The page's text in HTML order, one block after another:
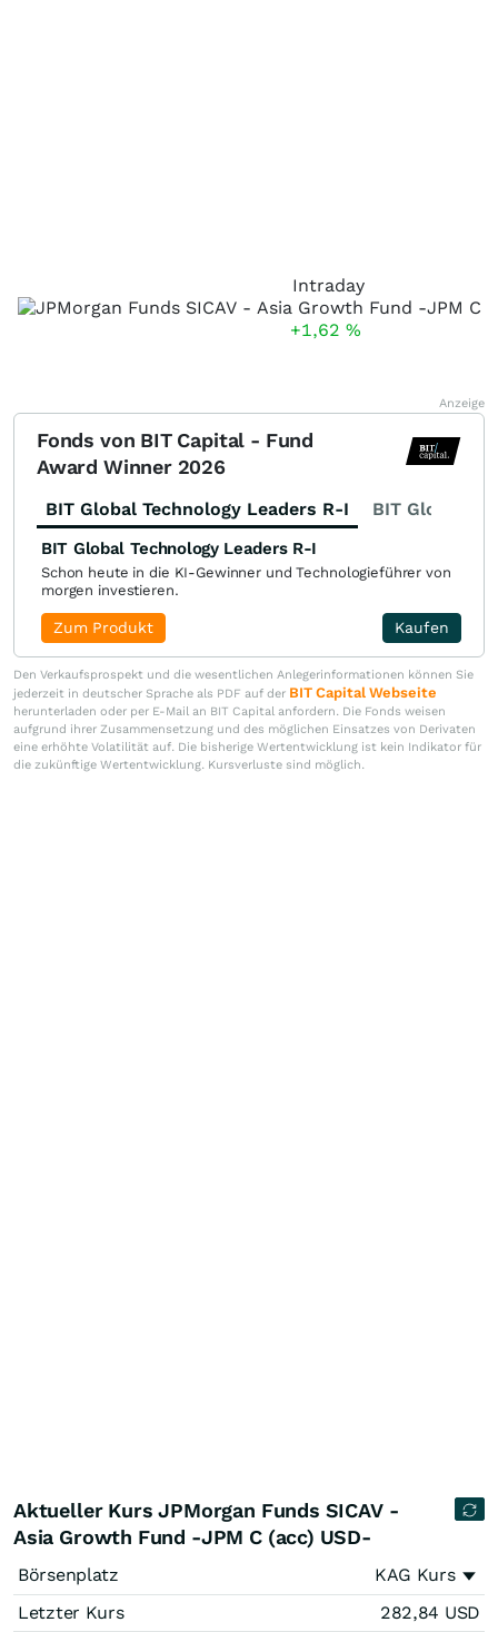
Intraday
+1,62 %
Anzeige
Fonds von BIT Capital - Fund
Award Winner 2026
BIT Global Technology Leaders R-I BIT Global
BIT Global Technology Leaders R-I
Schon heute in die KI-Gewinner und Technologieführer von
morgen investieren.
Kaufen
Zum Produkt
Den Verkaufsprospekt und die wesentlichen Anlegerinformationen können Sie
jederzeit in deutscher Sprache als PDF auf der BIT Capital Webseite
herunterladen oder per E-Mail an BIT Capital anfordern. Die Fonds weisen
aufgrund ihrer Zusammensetzung und des möglichen Einsatzes von Derivaten
eine erhöhte Volatilität auf. Die bisherige Wertentwicklung ist kein Indikator für
die zukünftige Wertentwicklung. Kursverluste sind möglich.
Aktueller Kurs JPMorgan Funds SICAV -
Asia Growth Fund -JPM C (acc) USD-
Börsenplatz
KAG Kurs
Letzter Kurs
282,84 USD